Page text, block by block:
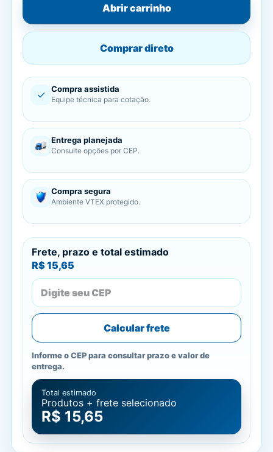
Abrir carrinho
Comprar direto
✓ Compra assistida
Equipe técnica para cotação.
Entrega planejada
Consulte opções por CEP.
Compra segura
Ambiente VTEX protegido.
Frete, prazo e total estimado
R$ 15,65
Calcular frete
Informe o CEP para consultar prazo e valor de
entrega.
Total estimado
Produtos + frete selecionado
R$ 15,65